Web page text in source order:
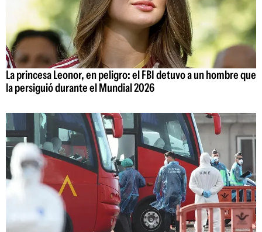
La princesa Leonor, en peligro: el FBI detuvo a un hombre que
la persiguió durante el Mundial 2026